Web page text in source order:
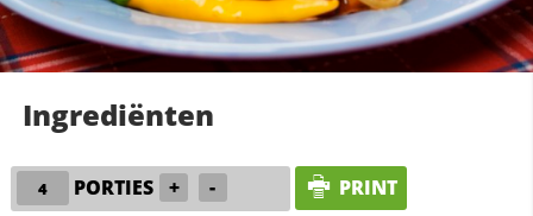
Ingrediënten
PORTIES + - PRINT